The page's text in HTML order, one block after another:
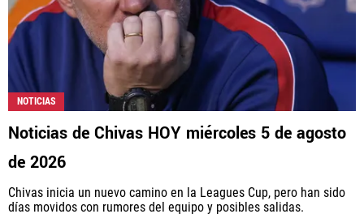
NOTICIAS
Noticias de Chivas HOY miércoles 5 de agosto
de 2026
Chivas inicia un nuevo camino en la Leagues Cup, pero han sido
días movidos con rumores del equipo y posibles salidas.